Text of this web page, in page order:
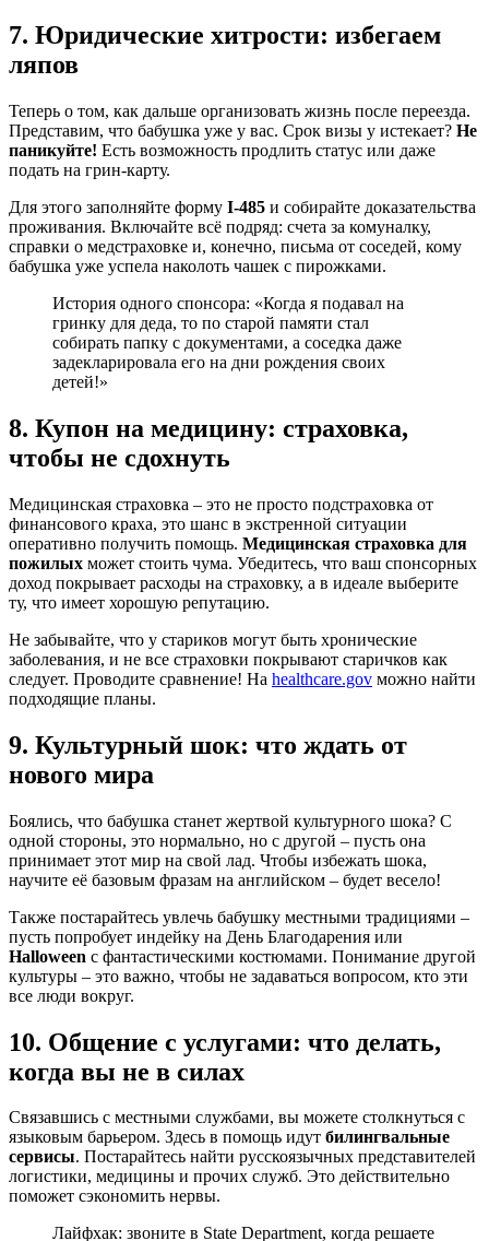
7. Юридические хитрости: избегаем
ляпов
Теперь о том, как дальше организовать жизнь после переезда.
Представим, что бабушка уже у вас. Срок визы у истекает? Не
паникуйте! Есть возможность продлить статус или даже
подать на грин-карту.
Для этого заполняйте форму I-485 и собирайте доказательства
проживания. Включайте всё подряд: счета за комуналку,
справки о медстраховке и, конечно, письма от соседей, кому
бабушка уже успела наколоть чашек с пирожками.
История одного спонсора: «Когда я подавал на
гринку для деда, то по старой памяти стал
собирать папку с документами, а соседка даже
задекларировала его на дни рождения своих
детей!»
8. Купон на медицину: страховка,
чтобы не сдохнуть
Медицинская страховка – это не просто подстраховка от
финансового краха, это шанс в экстренной ситуации
оперативно получить помощь. Медицинская страховка для
пожилых может стоить чума. Убедитесь, что ваш спонсорных
доход покрывает расходы на страховку, а в идеале выберите
ту, что имеет хорошую репутацию.
Не забывайте, что у стариков могут быть хронические
заболевания, и не все страховки покрывают старичков как
следует. Проводите сравнение! На healthcare.gov можно найти
подходящие планы.
9. Культурный шок: что ждать от
нового мира
Боялись, что бабушка станет жертвой культурного шока? С
одной стороны, это нормально, но с другой – пусть она
принимает этот мир на свой лад. Чтобы избежать шока,
научите её базовым фразам на английском – будет весело!
Также постарайтесь увлечь бабушку местными традициями –
пусть попробует индейку на День Благодарения или
Halloween с фантастическими костюмами. Понимание другой
культуры – это важно, чтобы не задаваться вопросом, кто эти
все люди вокруг.
10. Общение с услугами: что делать,
когда вы не в силах
Связавшись с местными службами, вы можете столкнуться с
языковым барьером. Здесь в помощь идут билингвальные
сервисы. Постарайтесь найти русскоязычных представителей
логистики, медицины и прочих служб. Это действительно
поможет сэкономить нервы.
Лайфхак: звоните в State Department, когда решаете